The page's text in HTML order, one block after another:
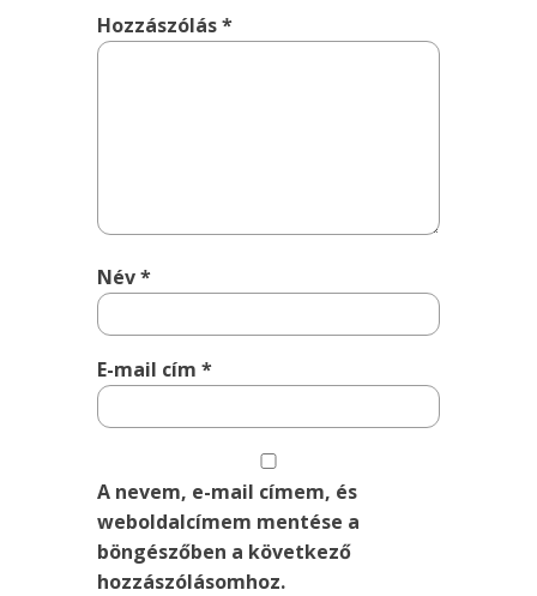
Hozzászólás*
Név*
E-mail cím*
A nevem, e-mail címem, és
weboldalcímem mentése a
böngészőben a következő
hozzászólásomhoz.